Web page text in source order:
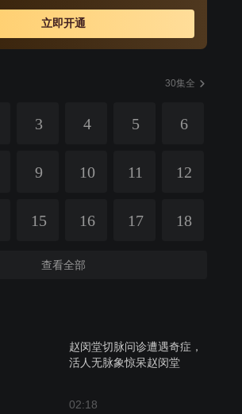
立即开通
30集全
3 4 5 6
9 10 11 12
15 16 17 18
查看全部
赵闵堂切脉问诊遭遇奇症，
活人无脉象惊呆赵闵堂
02:18